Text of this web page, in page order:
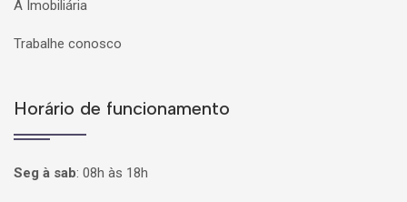
A Imobiliária
Trabalhe conosco
Horário de funcionamento
Seg à sab: 08h às 18h